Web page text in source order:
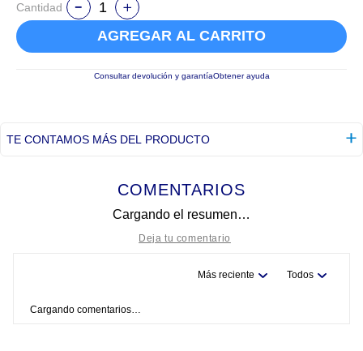
Cantidad
AGREGAR AL CARRITO
Consultar devolución y garantíaObtener ayuda
TE CONTAMOS MÁS DEL PRODUCTO
COMENTARIOS
Cargando el resumen…
Más reciente Todos
Cargando comentarios…